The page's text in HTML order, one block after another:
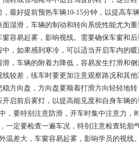
最好提前预热车辆10-15分钟，以提高
湿滑，车辆的制动和转向系统性能尤为
容易起雾，影响视线。需要确保车窗和
，如果感到寒冷，可以适当开启车内的
，车辆的附着力降低，容易发生打滑和
较差，练车时要更加注意观察路况和其
方向盘，方向盘要顺着打滑方向轻轻地
启前后雾灯，以提高能见度和自身车辆的
，要特别注意防滑，开车时集中注意力，
一定要检查一遍车况，特别注意检查轮胎
温差大，车窗容易起雾，影响学员的视